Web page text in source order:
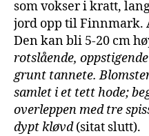
som vokser i kratt,
jord opp til Finnmark.
Den kan bli 5-20 cm
rotslående,
grunt tannete.
samlet i et tett hode;
overleppen med tre
dypt kløvd(sitat slutt).